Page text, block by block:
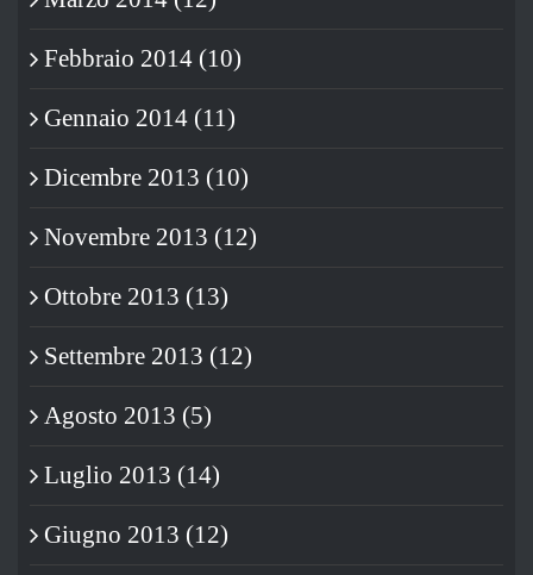
Febbraio 2014 (10)
Gennaio 2014 (11)
Dicembre 2013 (10)
Novembre 2013 (12)
Ottobre 2013 (13)
Settembre 2013 (12)
Agosto 2013 (5)
Luglio 2013 (14)
Giugno 2013 (12)